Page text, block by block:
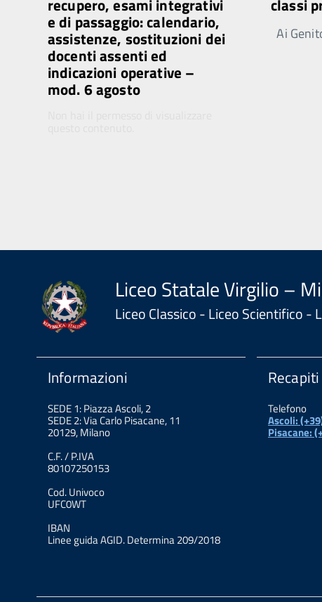
recupero, esami integrativi
e di passaggio: calendario,
assistenze, sostituzioni dei
docenti assenti ed
indicazioni operative –
mod. 6 agosto
classi
Ai
Liceo Statale Virgilio –
Liceo Classico - Liceo Scientifico -
Informazioni
SEDE 1: Piazza Ascoli, 2
SEDE 2: Via Carlo Pisacane, 11
20129, Milano
C.F. / P.IVA
80107250153
Cod. Univoco
UFC0WT
IBAN
Linee guida AGID. Determina 209/2018
Recapiti
Telefono
Ascoli:
Pisacane: